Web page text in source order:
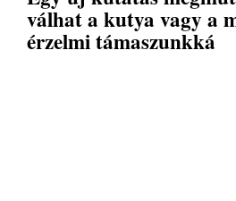
válhat a kutya vagy a
érzelmi támaszunkká